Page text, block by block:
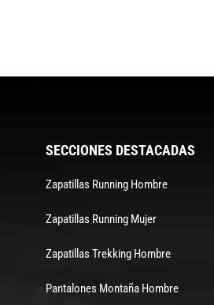
SECCIONES DESTACADAS
Zapatillas Running Hombre
Zapatillas Running Mujer
Zapatillas Trekking Hombre
Pantalones Montaña Hombre